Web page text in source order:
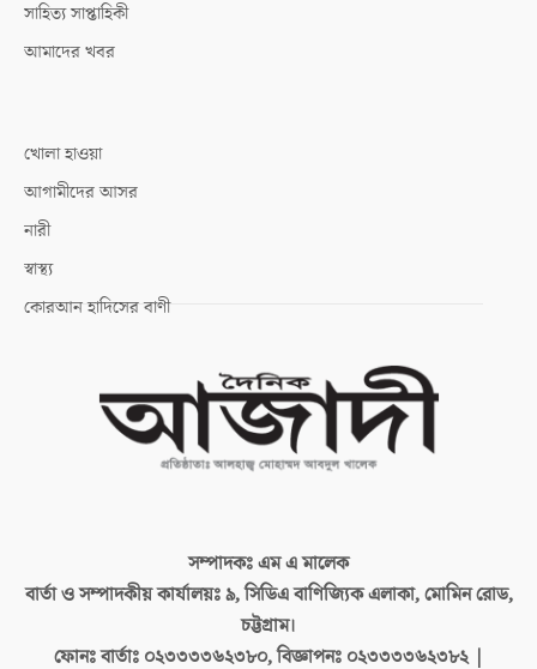
সাহিত্য সাপ্তাহিকী
আমাদের খবর
খোলা হাওয়া
আগামীদের আসর
নারী
স্বাস্থ্য
কোরআন হাদিসের বাণী
সম্পাদকঃএম এ মালেক
বার্তা ও সম্পাদকীয় কার্যালয়ঃ৯, সিডিএ বাণিজ্যিক এলাকা, মোমিন রোড,
চট্টগ্রাম।
ফোনঃ বার্তাঃ ০২৩৩৩৩৬২৩৮০, বিজ্ঞাপনঃ ০২৩৩৩৩৬২৩৮২ |